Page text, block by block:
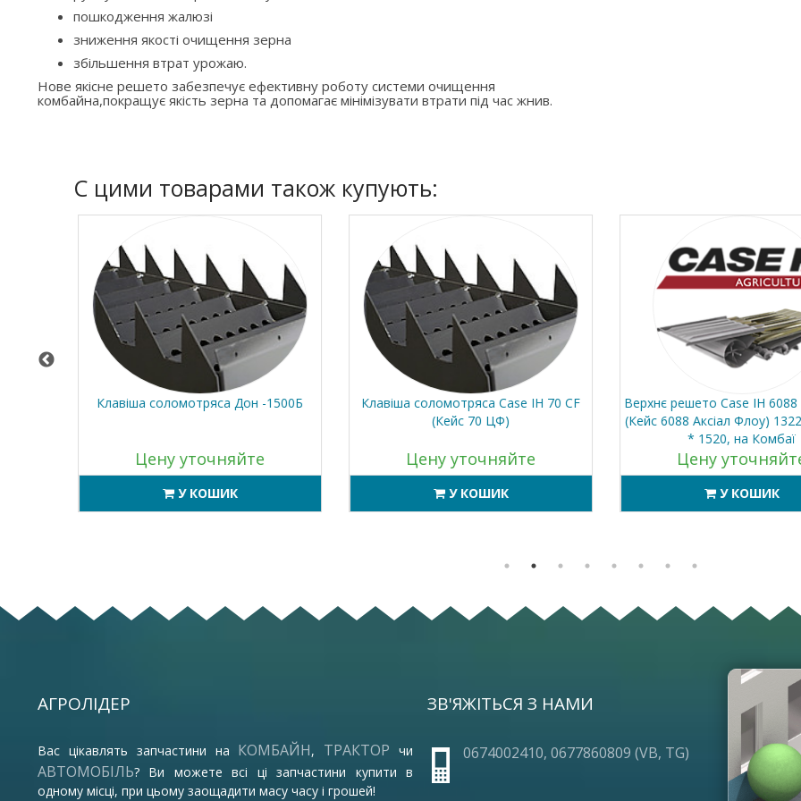
пошкодження жалюзі
зниження якості очищення зерна
збільшення втрат урожаю.
Нове якісне решето забезпечує ефективну роботу системи очищення
комбайна,покращує якість зерна та допомагає мінімізувати втрати під час жнив.
C цими товарами також купують:
Клавіша соломотряса Дон -1500Б
Цену уточняйте
У КОШИК
Клавіша соломотряса Case IH 70 CF
(Кейс 70 ЦФ)
Цену уточняйте
У КОШИК
Верхнє решето Case IH 6088
(Кейс 6088 Аксіал Флоу)
* 1520, на Комбаї
Цену уточняйте
У КОШИК
АГРОЛІДЕР
Вас цікавлять запчастини на КОМБАЙН, ТРАКТОРчи
АВТОМОБІЛЬ? Ви можете всі ці запчастини купити в
одному місці, при цьому заощадити масу часу і грошей!
ЗВ'ЯЖІТЬСЯ З НАМИ
0674002410, 0677860809 (VB, TG)
ПРО